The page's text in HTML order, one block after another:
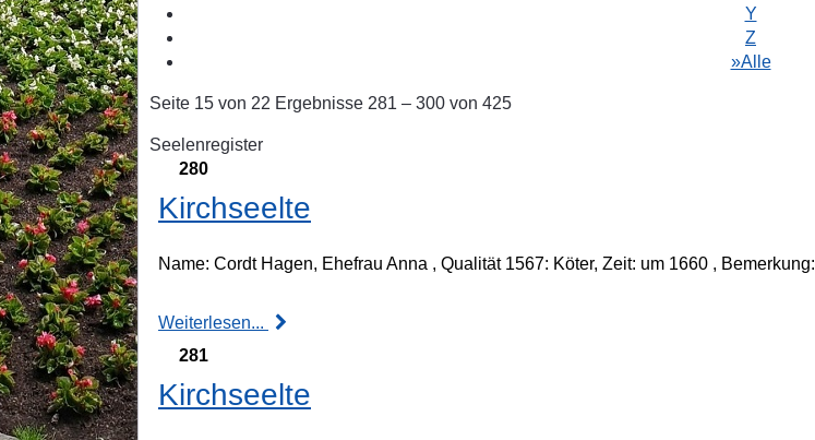
Y
Z
»Alle
Seite 15 von 22 Ergebnisse 281 – 300 von 425
Seelenregister
280
Kirchseelte
Name: Cordt Hagen, Ehefrau Anna , Qualität 1567: Köter, Zeit: um 1660 , Bemerkung:
Weiterlesen...
281
Kirchseelte